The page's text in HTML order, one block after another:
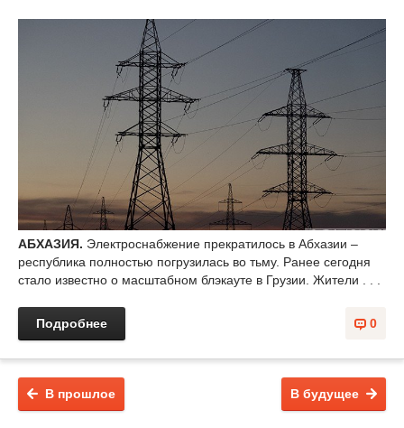
АБХАЗИЯ. Электроснабжение прекратилось в Абхазии –
республика полностью погрузилась во тьму. Ранее сегодня
стало известно о масштабном блэкауте в Грузии. Жители . . .
0
Подробнее
В будущее
В прошлое